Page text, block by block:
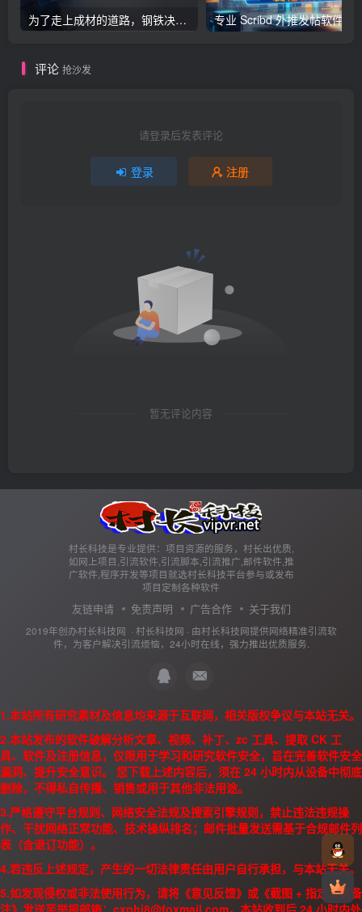
为了走上成材的道路，钢铁决不惋惜璀璨的钢花被遗弃
评论 抢沙发
请登录后发表评论
登录 注册
暂无评论内容
村长科技是专业提供：项目资源的服务，村长出优质,
如网上项目,引流软件,引流脚本,引流推广,邮件软件,推
广软件,程序开发等项目就选村长科技平台参与或发布
项目定制各种软件
友链申请 免责声明 广告合作 关于我们
2019年创办村长科技网 · 村长科技网 · 由村长科技网提供网络精准引流软
件，为客户解决引流烦恼，24小时在线，强力推出优质服务.
1.本站所有研究素材及信息均来源于互联网，相关版权争议与本站无关。
2.本站发布的软件破解分析文章、视频、补丁、zc 工具、提取 CK 工
具、软件及注册信息，仅限用于学习和研究软件安全，旨在完善软件安全
漏洞、提升安全意识。 您下载上述内容后，须在 24 小时内从设备中彻底
删除，不得私自传播、销售或用于其他非法用途。
3.严格遵守平台规则、网络安全法规及搜索引擎规则，禁止违法违规操
作、干扰网络正常功能、技术操纵排名；邮件批量发送需基于合规邮件列
表（含退订功能）。
4.若违反上述规定，产生的一切法律责任由用户自行承担，与本站无关。
5.如发现侵权或非法使用行为，请将《意见反馈》或《截图 + 指定页面备
注》发送至举报邮箱：cxphj8@foxmail.com，本站收到后 24 小时内处